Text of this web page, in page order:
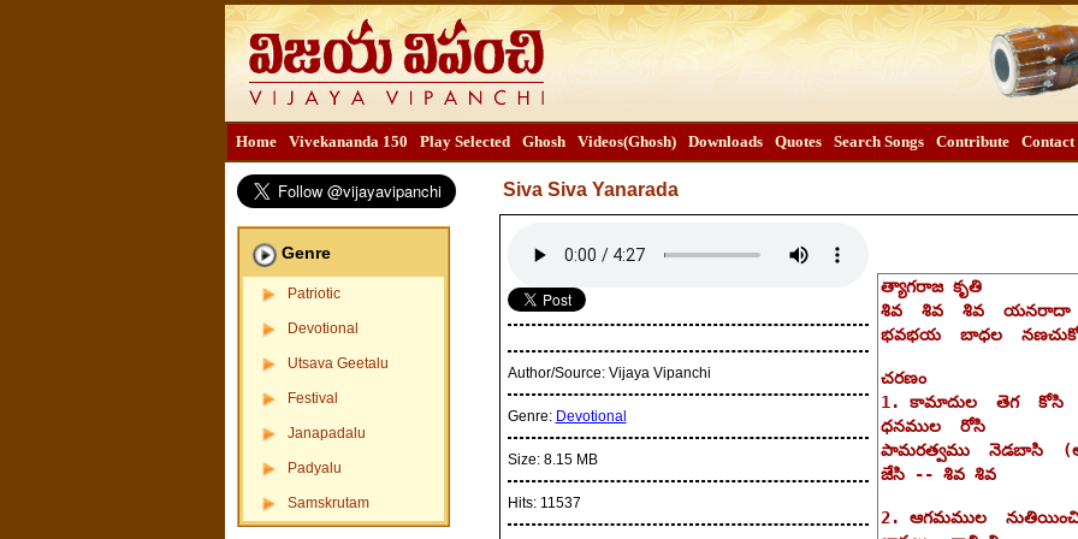
Home Vivekananda 150 Play Selected Ghosh Videos(Ghosh) Downloads Quotes Search Songs Contribute Contact
Genre
Patriotic
Devotional
Utsava Geetalu
Festival
Janapadalu
Padyalu
Samskrutam
Siva Siva Yanarada
Author/Source: Vijaya Vipanchi
Genre: Devotional
Size: 8.15 MB
Hits: 11537